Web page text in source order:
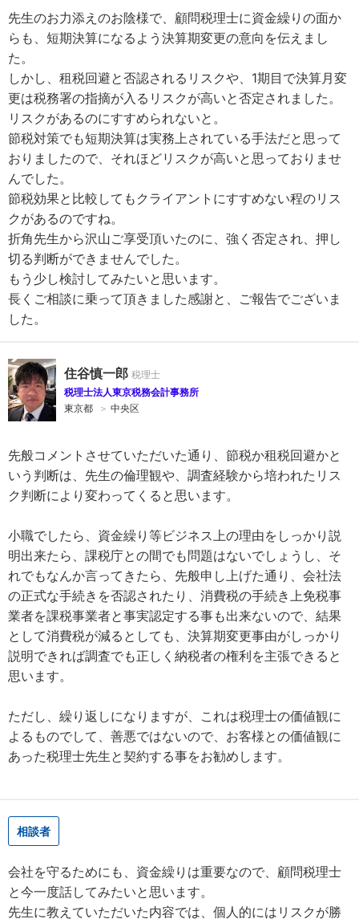
先生のお力添えのお陰様で、顧問税理士に資金繰りの面か
らも、短期決算になるよう決算期変更の意向を伝えまし
た。
しかし、租税回避と否認されるリスクや、1期目で決算月変
更は税務署の指摘が入るリスクが高いと否定されました。
リスクがあるのにすすめられないと。
節税対策でも短期決算は実務上されている手法だと思って
おりましたので、それほどリスクが高いと思っておりませ
んでした。
節税効果と比較してもクライアントにすすめない程のリス
クがあるのですね。
折角先生から沢山ご享受頂いたのに、強く否定され、押し
切る判断ができませんでした。
もう少し検討してみたいと思います。
長くご相談に乗って頂きました感謝と、ご報告でございま
した。
住谷慎一郎
税理士法人東京税務会計事務所
東京都
＞ 中央区
先般コメントさせていただいた通り、節税か租税回避かと
いう判断は、先生の倫理観や、調査経験から培われたリス
ク判断により変わってくると思います。
小職でしたら、資金繰り等ビジネス上の理由をしっかり説
明出来たら、課税庁との間でも問題はないでしょうし、そ
れでもなんか言ってきたら、先般申し上げた通り、会社法
の正式な手続きを否認されたり、消費税の手続き上免税事
業者を課税事業者と事実認定する事も出来ないので、結果
として消費税が減るとしても、決算期変更事由がしっかり
説明できれば調査でも正しく納税者の権利を主張できると
思います。
ただし、繰り返しになりますが、これは税理士の価値観に
よるものでして、善悪ではないので、お客様との価値観に
あった税理士先生と契約する事をお勧めします。
相談者
会社を守るためにも、資金繰りは重要なので、顧問税理士
と今一度話してみたいと思います。
先生に教えていただいた内容では、個人的にはリスクが勝